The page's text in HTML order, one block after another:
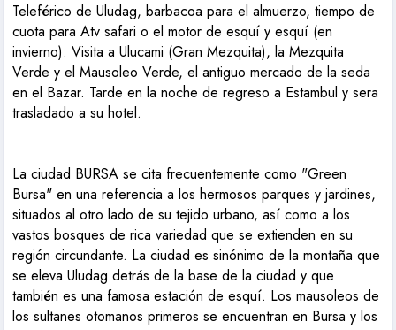
Teleférico de Uludag, barbacoa para el almuerzo, tiempo de
cuota para Atv safari o el motor de esquí y esquí (en
invierno). Visita a Ulucami (Gran Mezquita), la Mezquita
Verde y el Mausoleo Verde, el antiguo mercado de la seda
en el Bazar. Tarde en la noche de regreso a Estambul y sera
trasladado a su hotel.
La ciudad BURSA se cita frecuentemente como "Green
Bursa" en una referencia a los hermosos parques y jardines,
situados al otro lado de su tejido urbano, así como a los
vastos bosques de rica variedad que se extienden en su
región circundante. La ciudad es sinónimo de la montaña que
se eleva Uludag detrás de la base de la ciudad y que
también es una famosa estación de esquí. Los mausoleos de
los sultanes otomanos primeros se encuentran en Bursa y los